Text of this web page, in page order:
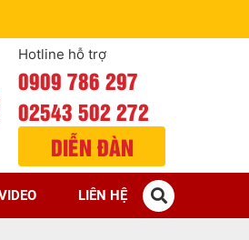
Hotline hỗ trợ
0909 786 297
02543 502 272
DIỄN ĐÀN
LIÊN HỆ